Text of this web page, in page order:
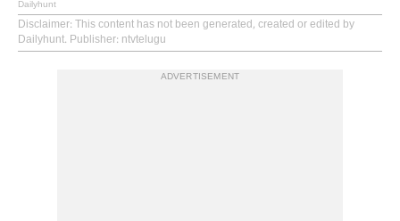
Dailyhunt
Disclaimer: This content has not been generated, created or edited by
Dailyhunt. Publisher: ntvtelugu
ADVERTISEMENT